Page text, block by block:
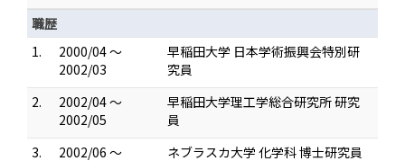
職歴
1.
2000/04 ～
2002/03
早稲田大学 日本学術振興会特別研
究員
2.
2002/04 ～
2002/05
早稲田大学理工学総合研究所 研究
員
3.
2002/06 ～
ネブラスカ大学 化学科 博士研究員